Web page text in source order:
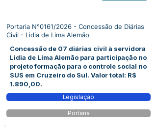
Portaria N°0161/2026 - Concessão de Diárias
Civil - Lidia de Lima Alemão
Concessão de 07 diárias civil à servidora
Lidia de Lima Alemão para participação no
projeto formação para o controle social no
SUS em Cruzeiro do Sul. Valor total: R$
1.890,00.
Legislação
Portaria